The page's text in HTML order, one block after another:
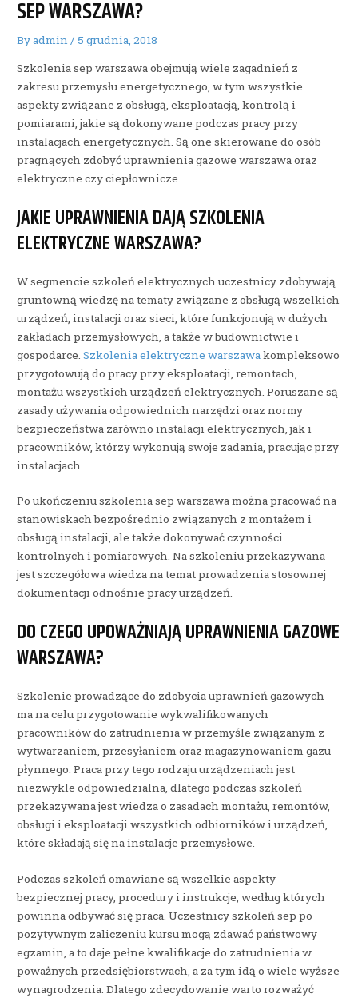
SEP WARSZAWA?
Byadmin/ 5 grudnia, 2018
Szkolenia sep warszawa obejmują wiele zagadnień z
zakresu przemysłu energetycznego, w tym wszystkie
aspekty związane z obsługą, eksploatacją, kontrolą i
pomiarami, jakie są dokonywane podczas pracy przy
instalacjach energetycznych. Są one skierowane do osób
pragnących zdobyć uprawnienia gazowe warszawa oraz
elektryczne czy ciepłownicze.
JAKIE UPRAWNIENIA DAJĄ SZKOLENIA
ELEKTRYCZNE WARSZAWA?
W segmencie szkoleń elektrycznych uczestnicy zdobywają
gruntowną wiedzę na tematy związane z obsługą wszelkich
urządzeń, instalacji oraz sieci, które funkcjonują w dużych
zakładach przemysłowych, a także w budownictwie i
gospodarce.Szkolenia elektryczne warszawa kompleksowo
przygotowują do pracy przy eksploatacji, remontach,
montażu wszystkich urządzeń elektrycznych. Poruszane są
zasady używania odpowiednich narzędzi oraz normy
bezpieczeństwa zarówno instalacji elektrycznych, jak i
pracowników, którzy wykonują swoje zadania, pracując przy
instalacjach.
Po ukończeniu szkolenia sep warszawa można pracować na
stanowiskach bezpośrednio związanych z montażem i
obsługą instalacji, ale także dokonywać czynności
kontrolnych i pomiarowych. Na szkoleniu przekazywana
jest szczegółowa wiedza na temat prowadzenia stosownej
dokumentacji odnośnie pracy urządzeń.
DO CZEGO UPOWAŻNIAJĄ UPRAWNIENIA GAZOWE
WARSZAWA?
Szkolenie prowadzące do zdobycia uprawnień gazowych
ma na celu przygotowanie wykwalifikowanych
pracowników do zatrudnienia w przemyśle związanym z
wytwarzaniem, przesyłaniem oraz magazynowaniem gazu
płynnego. Praca przy tego rodzaju urządzeniach jest
niezwykle odpowiedzialna, dlatego podczas szkoleń
przekazywana jest wiedza o zasadach montażu, remontów,
obsługi i eksploatacji wszystkich odbiorników i urządzeń,
które składają się na instalacje przemysłowe.
Podczas szkoleń omawiane są wszelkie aspekty
bezpiecznej pracy, procedury i instrukcje, według których
powinna odbywać się praca. Uczestnicy szkoleń sep po
pozytywnym zaliczeniu kursu mogą zdawać państwowy
egzamin, a to daje pełne kwalifikacje do zatrudnienia w
poważnych przedsiębiorstwach, a za tym idą o wiele wyższe
wynagrodzenia. Dlatego zdecydowanie warto rozważyć